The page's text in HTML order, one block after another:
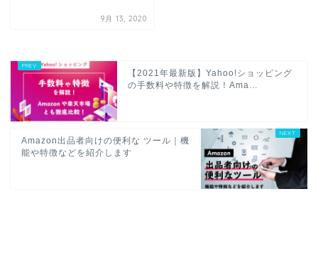
9月 13, 2020
【2021年最新版】Yahoo!ショッピング
の手数料や特徴を解説！Ama...
Amazon出品者向けの便利な ツール｜機
能や特徴などを紹介します